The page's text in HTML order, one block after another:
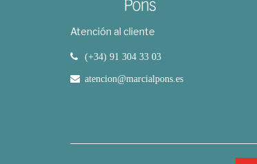
Atención al cliente
(+34) 91 304 33 03
atencion@marcialpons.es